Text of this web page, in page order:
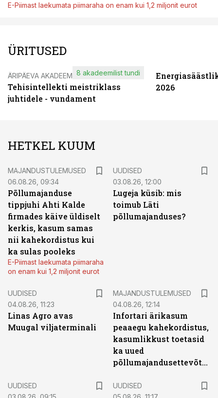
E-Piimast laekumata piimaraha on enam kui 1,2 miljonit eurot
ÜRITUSED
ÄRIPÄEVA AKADEEMIA
Tehisintellekti meistriklass
juhtidele - vundament
8 akadeemilist tundi
2026
HETKEL KUUM
MAJANDUSTULEMUSED
06.08.26, 09:34
Põllumajanduse
tippjuhi Ahti Kalde
firmades käive üldiselt
kerkis, kasum samas
nii kahekordistus kui
ka sulas pooleks
E-Piimast laekumata piimaraha
on enam kui 1,2 miljonit eurot
UUDISED
03.08.26, 12:00
Lugeja küsib: mis
toimub Läti
põllumajanduses?
UUDISED
04.08.26, 11:23
Linas Agro avas
Muugal viljaterminali
MAJANDUSTULEMUSED
04.08.26, 12:14
Infortari ärikasum
peaaegu kahekordistus,
kasumlikkust toetasid
ka uued
põllumajandusettevõtted
UUDISED
UUDISED